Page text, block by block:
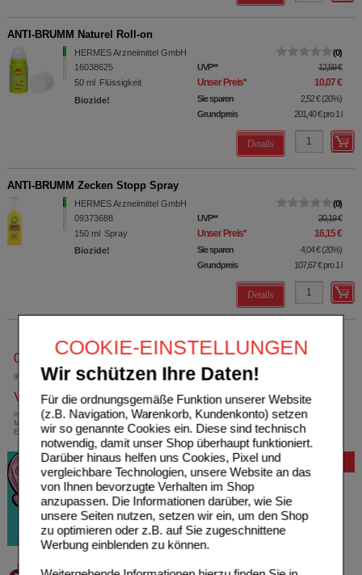
COOKIE-EINSTELLUNGEN
Wir schützen Ihre Daten!
Für die ordnungsgemäße Funktion unserer Website
(z.B. Navigation, Warenkorb, Kundenkonto) setzen
wir so genannte Cookies ein. Diese sind technisch
notwendig, damit unser Shop überhaupt funktioniert.
Darüber hinaus helfen uns Cookies, Pixel und
vergleichbare Technologien, unsere Website an das
von Ihnen bevorzugte Verhalten im Shop
anzupassen. Die Informationen darüber, wie Sie
unsere Seiten nutzen, setzen wir ein, um den Shop
zu optimieren oder z.B. auf Sie zugeschnittene
Werbung einblenden zu können.
ANTI-BRUMM Naturel Roll-on
HERMES Arzneimittel GmbH
16038625
50 ml Flüssigkeit
Biozide!
0
UVP** 12,59 €
Unser Preis* 10,07 €
Sie sparen 2,52 € (20%)
Grundpreis
201,40 €pro 1 l
Details
ANTI-BRUMM Zecken Stopp Spray
HERMES Arzneimittel GmbH
09373688
150 ml Spray
Biozide!
0
UVP** 20,19 €
Unser Preis* 16,15 €
Sie sparen 4,04 € (20%)
Grundpreis
107,67 €pro 1 l
Details
0800-10 11 422
gebührenfreie Rufnummer
Versandkostenfrei
innerhalb Deutschlands bei einem
Mindestbestellwert von 13,99 Euro oder bei
Einsendung eines Kassenrezeptes
Bewertung